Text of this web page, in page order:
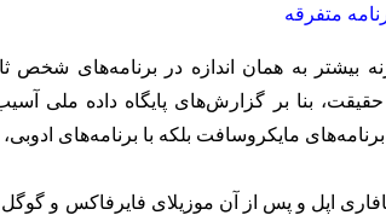
متفرقه
بیشتر به همان اندازه در برنامه‌های شخص
اپل و پس از آن موزیلای فایرفاکس و گوگل